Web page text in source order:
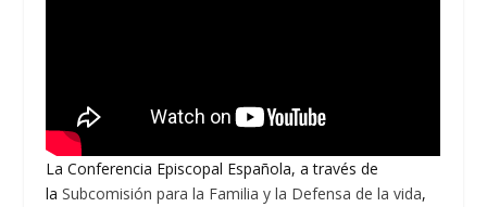
La Conferencia Episcopal Española, a través de
laSubcomisión para la Familia y la Defensa de la vida,